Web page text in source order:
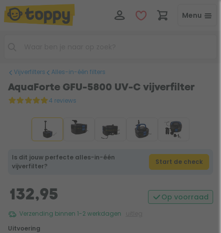
Menu
Vijverfilters Alles-in-één filters
AquaForte GFU-5800 UV-C vijverfilter
4 reviews
Is dit jouw perfecte alles-in-één
vijverfilter?
Start de check
132,95 Op voorraad
Verzending binnen 1-2 werkdagen
Uitvoering